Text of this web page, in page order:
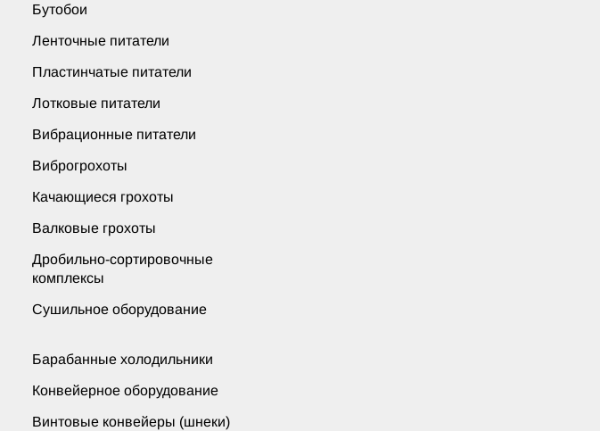
Бутобои
Ленточные питатели
Пластинчатые питатели
Лотковые питатели
Вибрационные питатели
Виброгрохоты
Качающиеся грохоты
Валковые грохоты
Дробильно-сортировочные
комплексы
Сушильное оборудование
Барабанные холодильники
Конвейерное оборудование
Винтовые конвейеры (шнеки)